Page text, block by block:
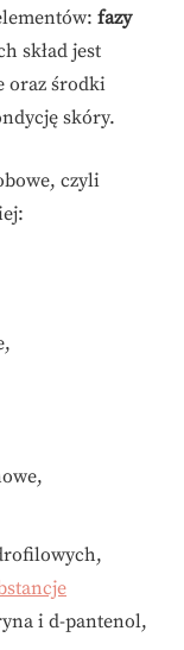
fazy
skład jest
oraz środki
skóry.
czyli
i d-pantenol,